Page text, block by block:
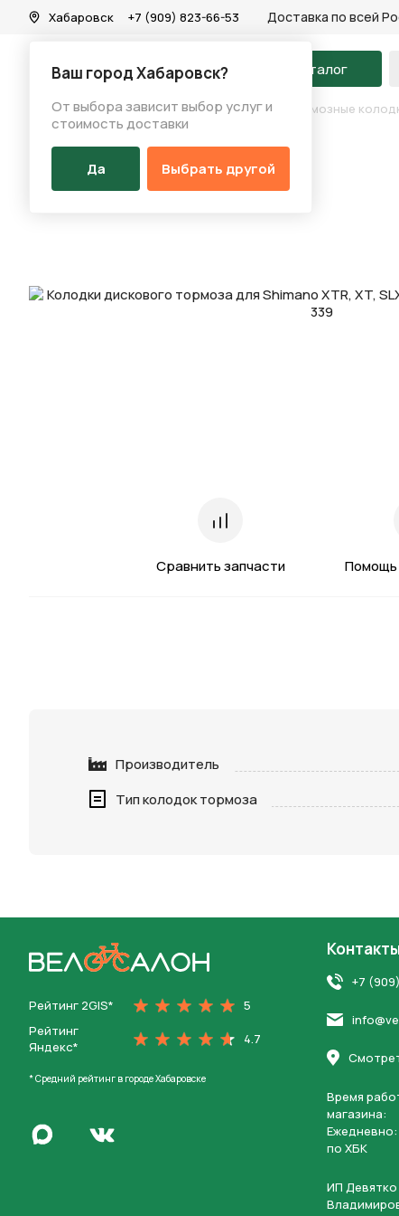
Хабаровск
Ваш город Хабаровск?
От выбора зависит выбор услуг и
стоимость доставки
Да Выбрать другой
+7 (909) 823-66-53 Доставка по всей
На главную Каталог
Каталог/Запчасти/Тормозная система Тормозные
Сравнить запчасти Помощь
Производитель
Тип колодок тормоза
Рейтинг 2GIS*
5
Рейтинг
Яндекс*
4.7
* Средний рейтинг в городе Хабаровске
Написать в MaxПерейти во Вконтакте
+7
Время
магазина:
Ежедневно:
по ХБК
ИП Девятко